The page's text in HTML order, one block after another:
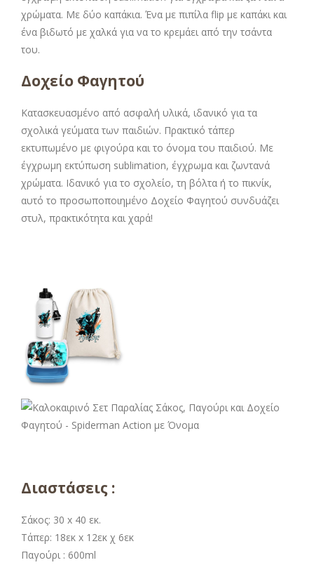
χρώματα. Με δύο καπάκια. Ένα με πιπίλα flip με καπάκι και
ένα βιδωτό με χαλκά για να το κρεμάει από την τσάντα
του.
Δοχείο Φαγητού
Κατασκευασμένο από ασφαλή υλικά, ιδανικό για τα
σχολικά γεύματα των παιδιών. Πρακτικό τάπερ
εκτυπωμένο με φιγούρα και το όνομα του παιδιού. Με
έγχρωμη εκτύπωση sublimation, έγχρωμα και ζωντανά
χρώματα. Ιδανικό για το σχολείο, τη βόλτα ή το πικνίκ,
αυτό το προσωποποιημένο Δοχείο Φαγητού συνδυάζει
στυλ, πρακτικότητα και χαρά!
Διαστάσεις :
Σάκος: 30 x 40 εκ.
Τάπερ: 18εκ x 12εκ χ 6εκ
Παγούρι : 600ml